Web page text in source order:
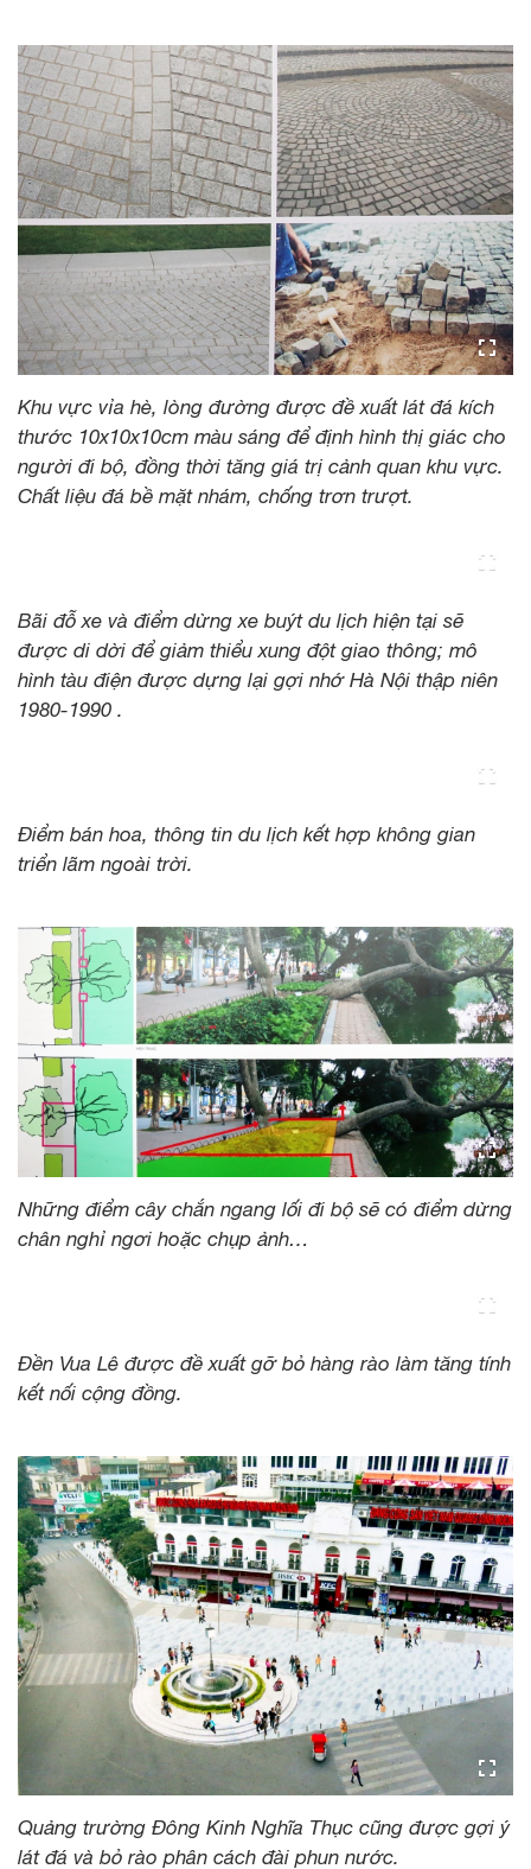
Khu vực vỉa hè, lòng đường được đề xuất lát đá kích
thước 10x10x10cm màu sáng để định hình thị giác cho
người đi bộ, đồng thời tăng giá trị cảnh quan khu vực.
Chất liệu đá bề mặt nhám, chống trơn trượt.
Bãi đỗ xe và điểm dừng xe buýt du lịch hiện tại sẽ
được di dời để giảm thiểu xung đột giao thông; mô
hình tàu điện được dựng lại gợi nhớ Hà Nội thập niên
1980-1990 .
Điểm bán hoa, thông tin du lịch kết hợp không gian
triển lãm ngoài trời.
Những điểm cây chắn ngang lối đi bộ sẽ có điểm dừng
chân nghỉ ngơi hoặc chụp ảnh…
Đền Vua Lê được đề xuất gỡ bỏ hàng rào làm tăng tính
kết nối cộng đồng.
Quảng trường Đông Kinh Nghĩa Thục cũng được gợi ý
lát đá và bỏ rào phân cách đài phun nước.